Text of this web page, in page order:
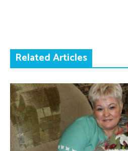
Related Articles